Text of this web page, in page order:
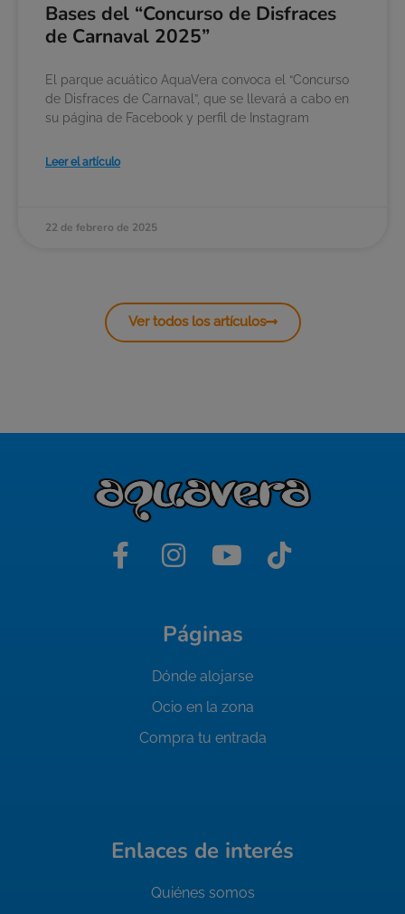
Bases del “Concurso de Disfraces
de Carnaval 2025”
El parque acuático AquaVera convoca el “Concurso
de Disfraces de Carnaval”, que se llevará a cabo en
su página de Facebook y perfil de Instagram
Leer el artículo
22 de febrero de 2025
Ver todos los artículos
Páginas
Dónde alojarse
Ocio en la zona
Compra tu entrada
Enlaces de interés
Quiénes somos